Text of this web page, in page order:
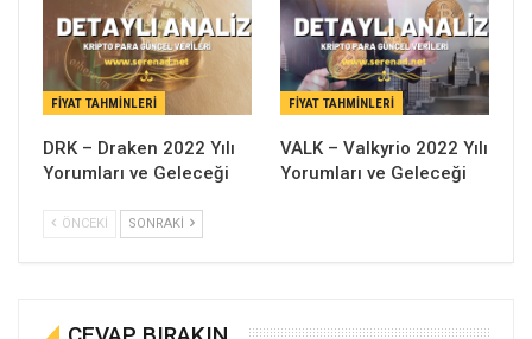
FIYAT TAHMINLERI
DRK – Draken 2022 Yılı
Yorumları ve Geleceği
FIYAT TAHMINLERI
VALK – Valkyrio 2022 Yılı
Yorumları ve Geleceği
ÖNCEKI SONRAKI